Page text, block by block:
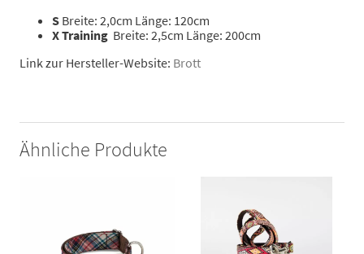
S Breite: 2,0cm Länge: 120cm
X Training Breite: 2,5cm Länge: 200cm
Link zur Hersteller-Website: Brott
Ähnliche Produkte